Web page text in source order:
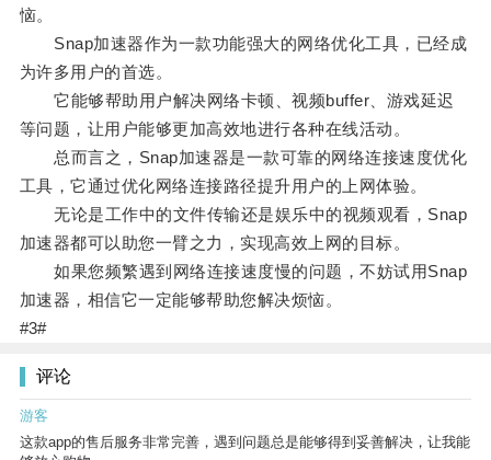
恼。
Snap加速器作为一款功能强大的网络优化工具，已经成
为许多用户的首选。
它能够帮助用户解决网络卡顿、视频buffer、游戏延迟
等问题，让用户能够更加高效地进行各种在线活动。
总而言之，Snap加速器是一款可靠的网络连接速度优化
工具，它通过优化网络连接路径提升用户的上网体验。
无论是工作中的文件传输还是娱乐中的视频观看，Snap
加速器都可以助您一臂之力，实现高效上网的目标。
如果您频繁遇到网络连接速度慢的问题，不妨试用Snap
加速器，相信它一定能够帮助您解决烦恼。
#3#
评论
游客
这款app的售后服务非常完善，遇到问题总是能够得到妥善解决，让我能